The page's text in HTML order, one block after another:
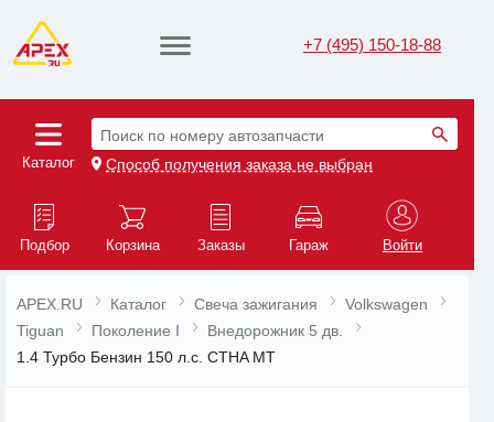
+7 (495) 150-18-88
Каталог
Поиск по номеру автозапчасти
Способ получения заказа не выбран
Подбор Корзина Заказы Гараж Войти
APEX.RU Каталог Свеча зажигания
Volkswagen
Tiguan
Поколение I
Внедорожник 5 дв.
1.4 Турбо Бензин 150 л.с. CTHA MT